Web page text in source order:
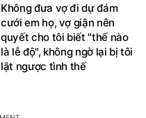
Không đưa vợ đi dự đám
cưới em họ, vợ giận nên
quyết cho tôi biết "thế nào
là lễ độ", không ngờ lại bị tôi
lật ngược tình thế